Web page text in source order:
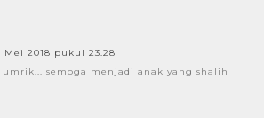
Mei 2018 pukul 23.28
semoga menjadi anak yang shalih